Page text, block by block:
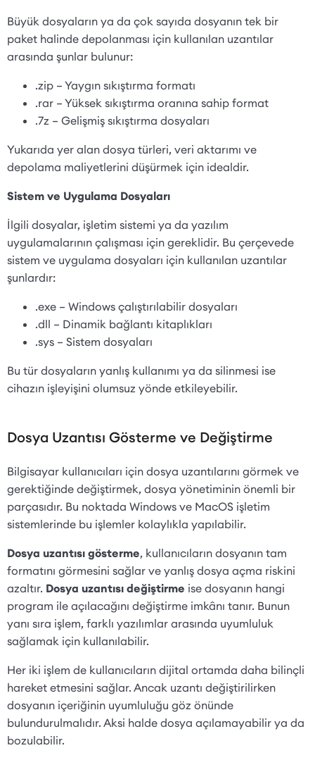
Büyük dosyaların ya da çok sayıda dosyanın tek bir
paket halinde depolanması için kullanılan uzantılar
arasında şunlar bulunur:
.zip – Yaygın sıkıştırma formatı
.rar – Yüksek sıkıştırma oranına sahip format
.7z – Gelişmiş sıkıştırma dosyaları
Yukarıda yer alan dosya türleri, veri aktarımı ve
depolama maliyetlerini düşürmek için idealdir.
Sistem ve Uygulama Dosyaları
İlgili dosyalar, işletim sistemi ya da yazılım
uygulamalarının çalışması için gereklidir. Bu çerçevede
sistem ve uygulama dosyaları için kullanılan uzantılar
şunlardır:
.exe – Windows çalıştırılabilir dosyaları
.dll – Dinamik bağlantı kitaplıkları
.sys – Sistem dosyaları
Bu tür dosyaların yanlış kullanımı ya da silinmesi ise
cihazın işleyişini olumsuz yönde etkileyebilir.
Dosya Uzantısı Gösterme ve Değiştirme
Bilgisayar kullanıcıları için dosya uzantılarını görmek ve
gerektiğinde değiştirmek, dosya yönetiminin önemli bir
parçasıdır. Bu noktada Windows ve MacOS işletim
sistemlerinde bu işlemler kolaylıkla yapılabilir.
Dosya uzantısı gösterme, kullanıcıların dosyanın tam
formatını görmesini sağlar ve yanlış dosya açma riskini
azaltır. Dosya uzantısı değiştirme ise dosyanın hangi
program ile açılacağını değiştirme imkânı tanır. Bunun
yanı sıra işlem, farklı yazılımlar arasında uyumluluk
sağlamak için kullanılabilir.
Her iki işlem de kullanıcıların dijital ortamda daha bilinçli
hareket etmesini sağlar. Ancak uzantı değiştirilirken
dosyanın içeriğinin uyumluluğu göz önünde
bulundurulmalıdır. Aksi halde dosya açılamayabilir ya da
bozulabilir.